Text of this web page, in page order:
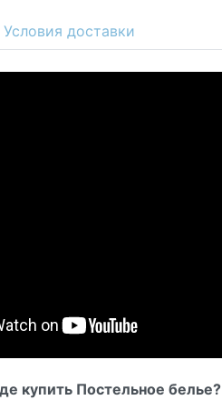
Условия доставки
купить Постельное белье?